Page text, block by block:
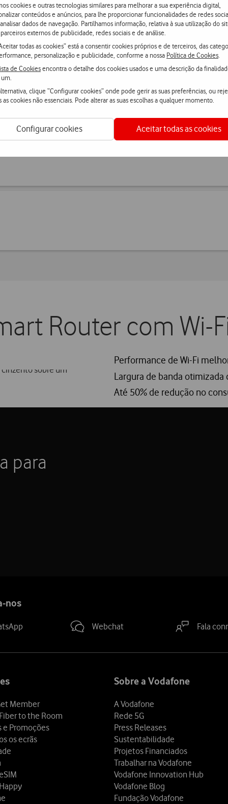
cookies e outras tecnologias similares para melhorar a sua experiência digital,
conteúdos e anúncios, para lhe proporcionar funcionalidades de redes
dados de navegação. Partilhamos informação, relativa à sua utilização do
externos de publicidade, redes sociais e de análise.
todas as cookies” está a consentir cookies próprios e de terceiros, das
personalização e publicidade, conforme a nossa Política de Cookies
de Cookiesencontra o detalhe dos cookies usados e uma descrição da
clique “Configurar cookies” onde pode gerir as suas preferências, ou
as cookies não essenciais. Pode alterar as suas escolhas a qualquer momento.
Configurar cookies Aceitar todas as cookies
Vários extensores formam uma rede mesh,
com parâmetros Wi-Fi sincronizados de forma
inteligente para formar uma rede unificada, o
que garante uma conexão ótima ao seus
equipamentos.
Router com Wi-
Performance de Wi-Fi
Largura de banda
Até 50% de redução no
para
nos
Webchat Fala
Member
to the Room
e Promoções
os ecrãs
Sobre a Vodafone
A Vodafone
Rede 5G
Press Releases
Sustentabilidade
Projetos Financiados
Trabalhar na Vodafone
Vodafone Innovation Hub
Vodafone Blog
Fundação Vodafone